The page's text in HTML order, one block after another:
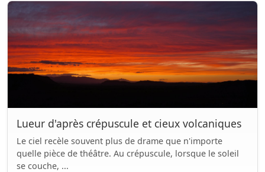
Lueur d'après crépuscule et cieux volcaniques
Le ciel recèle souvent plus de drame que n'importe
quelle pièce de théâtre. Au crépuscule, lorsque le soleil
se couche, ...